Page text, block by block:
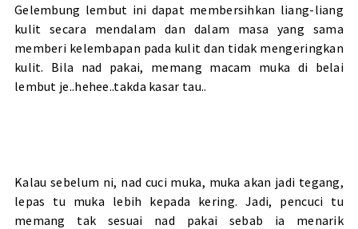
Gelembung lembut ini dapat membersihkan liang-liang
kulit secara mendalam dan dalam masa yang sama
memberi kelembapan pada kulit dan tidak mengeringkan
kulit. Bila nad pakai, memang macam muka di belai
lembut je..hehee..takda kasar tau..
Kalau sebelum ni, nad cuci muka, muka akan jadi tegang,
lepas tu muka lebih kepada kering. Jadi, pencuci tu
memang tak sesuai nad pakai sebab ia menarik